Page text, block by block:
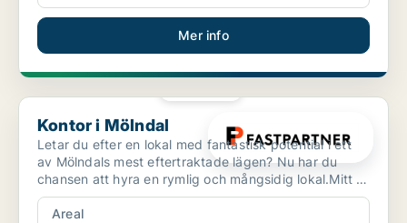
Mer info
Kontor i Mölndal
Kontor i Mölndal
Letar du efter en lokal med fantastisk potential i ett
av Mölndals mest eftertraktade lägen? Nu har du
chansen att hyra en rymlig och mångsidig lokal.Mitt i
...
Areal